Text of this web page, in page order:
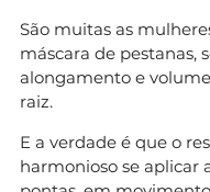
São muitas as
máscara de pestanas,
alongamento e
raiz.
E a verdade é que o
harmonioso se aplicar